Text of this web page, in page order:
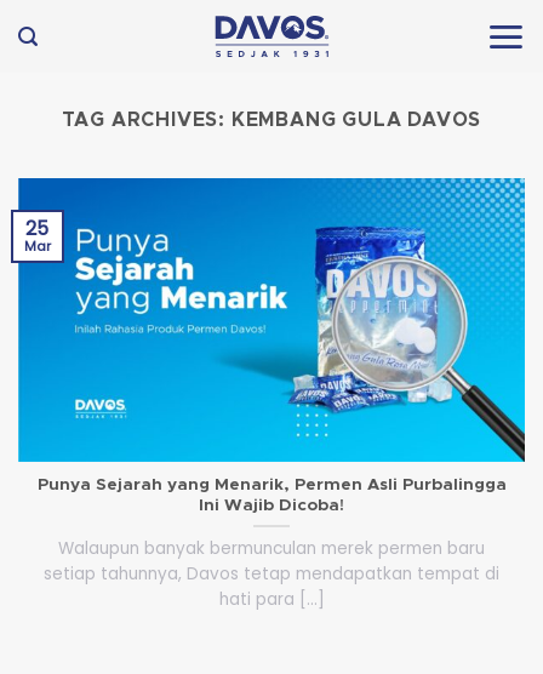
to
TAG ARCHIVES: KEMBANG GULA DAVOS
Punya Sejarah yang Menarik, Permen Asli Purbalingga
Ini Wajib Dicoba!
Walaupun banyak bermunculan merek permen baru
setiap tahunnya, Davos tetap mendapatkan tempat di
hati para [...]
25
Mar